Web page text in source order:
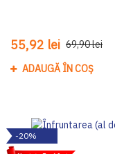
55,92 lei 69,90 lei
ADAUGĂ ÎN COȘ
-20%